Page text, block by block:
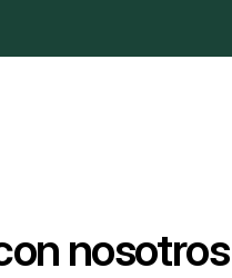
nosotros